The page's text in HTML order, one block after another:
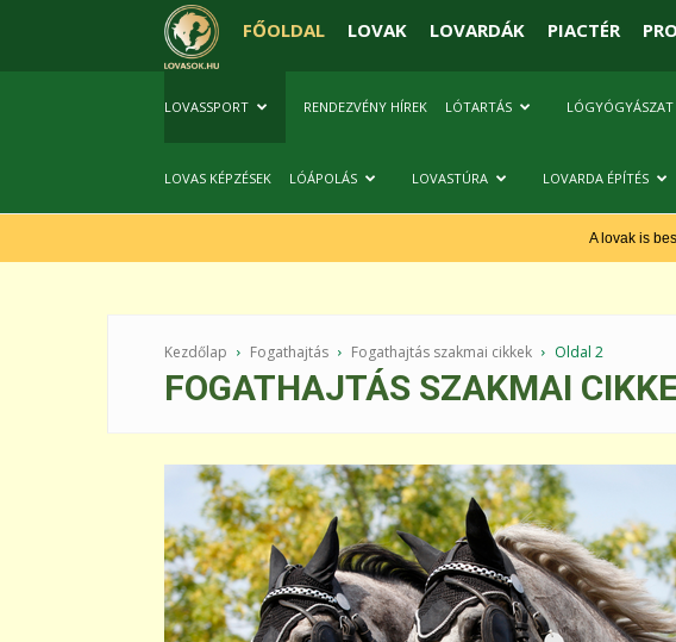
FŐOLDAL LOVAK LOVARDÁK PIACTÉR
LOVASSPORT RENDEZVÉNY HÍREK LÓTARTÁS LÓGYÓGYÁSZAT
LOVAS KÉPZÉSEK LÓÁPOLÁS LOVASTÚRA LOVARDA ÉPÍTÉS
A lovak is
Kezdőlap Fogathajtás Fogathajtás szakmai cikkek Oldal 2
FOGATHAJTÁS SZAKMAI